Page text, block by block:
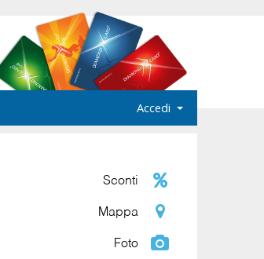
Accedi
Sconti
Mappa
Foto